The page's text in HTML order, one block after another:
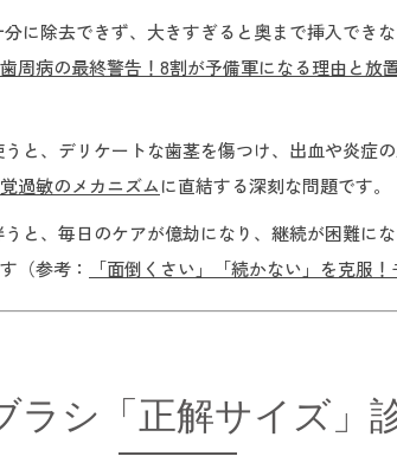
に除去できず、大きすぎると奥まで挿入でき
周病の最終警告！8割が予備軍になる理由と放
と、デリケートな歯茎を傷つけ、出血や炎症の
過敏のメカニズムに直結する深刻な問題です。
と、毎日のケアが億劫になり、継続が困難に
（参考：
「面倒くさい」「続かない」を克服
ラシ「正解サイズ」